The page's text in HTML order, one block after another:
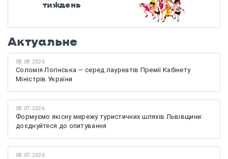
тиждень
Актуальне
08.08.2026
Соломія Логінська — серед лауреатів Премії Кабінету
Міністрів України
08.07.2026
Формуємо якісну мережу туристичних шляхів Львівщини:
доєднуйтеся до опитування
08.07.2026